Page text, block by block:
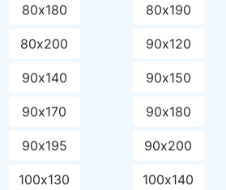
80х180 80х190
80х200 90х120
90х140 90х150
90х170 90х180
90х195 90х200
100х130 100х140